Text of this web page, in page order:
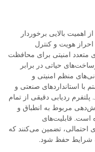
اهمیت بالایی برخوردار
هویت و کنترل
متعدد امنیتی برای محافظت
حیاتی در برابر
منظم امنیتی و
استانداردهای صنعتی و
ردیابی دقیقی از تمام
مربوط به انطباق و
است. قابلیت‌های
احتمالی، تضمین می‌کنند که
شرایط حفظ شود.